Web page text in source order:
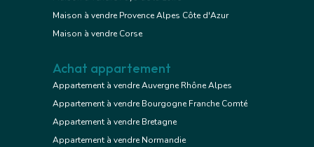
Maison à vendre Provence Alpes Côte d'Azur
Maison à vendre Corse
Achat appartement
Appartement à vendre Auvergne Rhône Alpes
Appartement à vendre Bourgogne Franche Comté
Appartement à vendre Bretagne
Appartement à vendre Normandie